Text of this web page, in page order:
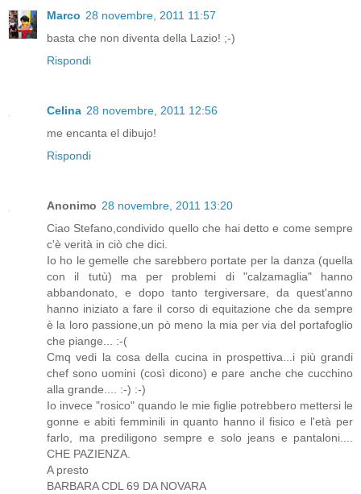
Marco 28 novembre, 2011 11:57
basta che non diventa della Lazio! ;-)
Rispondi
Celina 28 novembre, 2011 12:56
me encanta el dibujo!
Rispondi
Anonimo 28 novembre, 2011 13:20
Ciao Stefano,condivido quello che hai detto e come sempre
c'è verità in ciò che dici.
Io ho le gemelle che sarebbero portate per la danza (quella
con il tutù) ma per problemi di "calzamaglia" hanno
abbandonato, e dopo tanto tergiversare, da quest'anno
hanno iniziato a fare il corso di equitazione che da sempre
è la loro passione,un pò meno la mia per via del portafoglio
che piange... :-(
Cmq vedi la cosa della cucina in prospettiva...i più grandi
chef sono uomini (così dicono) e pare anche che cucchino
alla grande.... :-) :-)
Io invece "rosico" quando le mie figlie potrebbero mettersi le
gonne e abiti femminili in quanto hanno il fisico e l'età per
farlo, ma prediligono sempre e solo jeans e pantaloni....
CHE PAZIENZA.
A presto
BARBARA CDL 69 DA NOVARA